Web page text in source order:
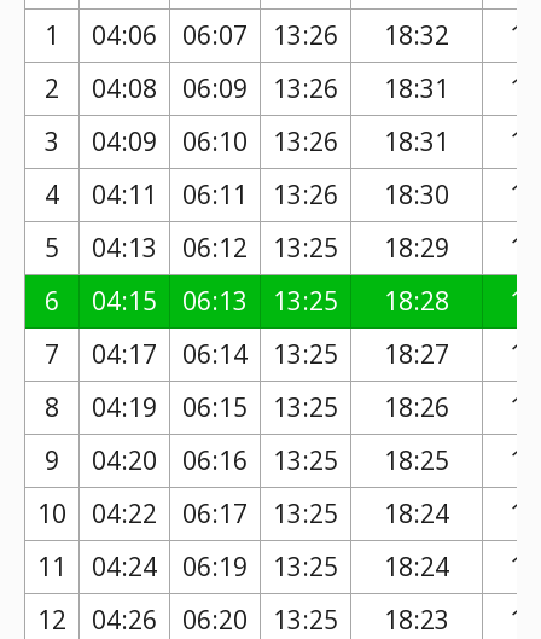
1
04:06 06:07 13:26 18:32
2
04:08 06:09 13:26 18:31
3
04:09 06:10 13:26 18:31
4
04:11 06:11 13:26 18:30
5
04:13 06:12 13:25 18:29
6
04:15 06:13 13:25 18:28
7
04:17 06:14 13:25 18:27
8
04:19 06:15 13:25 18:26
9
04:20 06:16 13:25 18:25
10
04:22 06:17 13:25 18:24
11
04:24 06:19 13:25 18:24
12
04:26 06:20 13:25 18:23